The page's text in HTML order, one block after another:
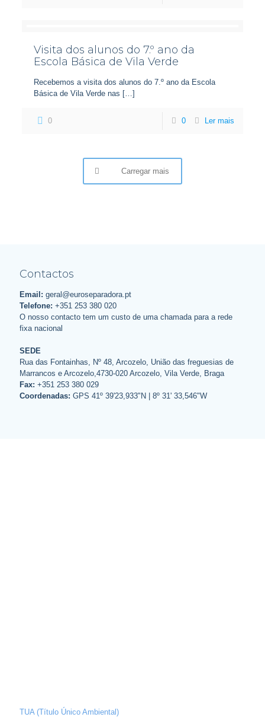
Visita dos alunos do 7.º ano da
Escola Básica de Vila Verde
Recebemos a visita dos alunos do 7.º ano da Escola
Básica de Vila Verde nas […]
0 0 Ler mais
Carregar mais
Contactos
Email: geral@euroseparadora.pt
Telefone: +351 253 380 020
O nosso contacto tem um custo de uma chamada para a rede
fixa nacional
SEDE
Rua das Fontainhas, Nº 48, Arcozelo, União das freguesias de
Marrancos e Arcozelo,4730-020 Arcozelo, Vila Verde, Braga
Fax: +351 253 380 029
Coordenadas: GPS 41º 39'23,933"N | 8º 31' 33,546"W
TUA (Título Único Ambiental)